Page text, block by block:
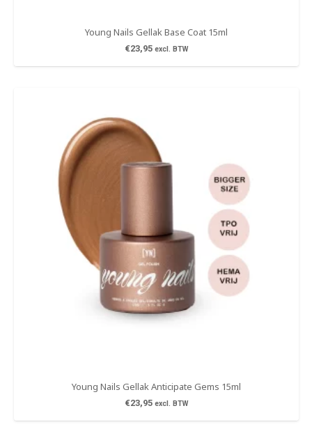
Young Nails Gellak Base Coat 15ml
€23,95 excl. BTW
Young Nails Gellak Anticipate Gems 15ml
€23,95 excl. BTW